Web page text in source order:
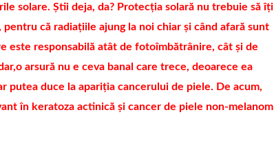
solare. Știi deja, da? Protecția solară nu trebuie să îți
că radiațiile ajung la noi chiar și când afară sunt
este responsabilă atât de fotoîmbătrânire, cât și de
arsură nu e ceva banal care trece, deoarece ea
putea duce la apariția cancerului de piele. De acum,
în keratoza actinică și cancer de piele non-melanom